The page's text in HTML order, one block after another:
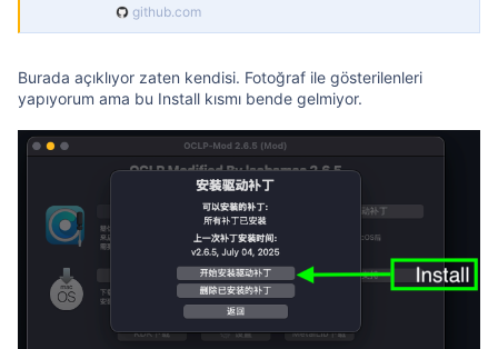
github.com
Burada açıklıyor zaten kendisi. Fotoğraf ile gösterilenleri
yapıyorum ama bu Install kısmı bende gelmiyor.